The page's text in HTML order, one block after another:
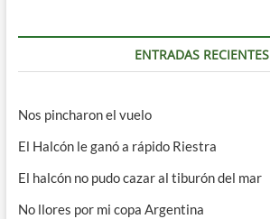
ENTRADAS RECIENTES
Nos pincharon el vuelo
El Halcón le ganó a rápido Riestra
El halcón no pudo cazar al tiburón del mar
No llores por mi copa Argentina